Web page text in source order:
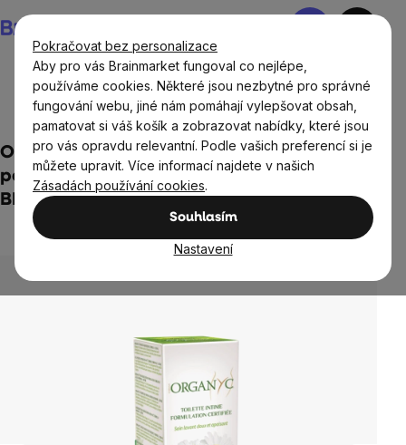
Pokračovat bez personalizace
Aby pro vás Brainmarket fungoval co nejlépe,
používáme cookies. Některé jsou nezbytné pro správné
fungování webu, jiné nám pomáhají vylepšovat obsah,
pamatovat si váš košík a zobrazovat nabídky, které jsou
pro vás opravdu relevantní. Podle vašich preferencí si je
můžete upravit. Více informací najdete v našich
Zásadách používání cookies.
Souhlasím
Nastavení
na
obsah
Nákupní
Přírodní kosmetika Péče o tělo
Organyc - Sprchový gel pro citlivou
pokožku a intimní hygienu s heřmánkem,
BIO 250 ml
Průměrné
produktu